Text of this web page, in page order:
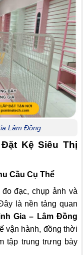
Lâm Đồng
Kệ Siêu Thị
Cầu Cụ Thể
đạc, chụp ảnh và
là nền tảng quan
Gia – Lâm Đồng
vận hành, đồng thời
tập trung trưng bày